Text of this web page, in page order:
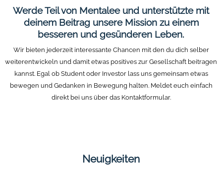
Werde Teil von Mentalee und unterstützte mit
deinem Beitrag unsere Mission zu einem
besseren und gesünderen Leben.
Wir bieten jederzeit interessante Chancen mit den du dich selber
weiterentwickeln und damit etwas positives zur Gesellschaft beitragen
kannst. Egal ob Student oder Investor lass uns gemeinsam etwas
bewegen und Gedanken in Bewegung halten. Meldet euch einfach
direkt bei uns über das Kontaktformular.
Neuigkeiten